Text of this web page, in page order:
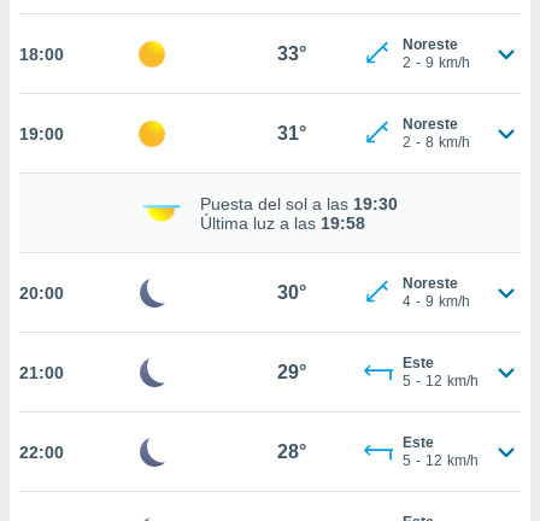
de que
sean
el sitio
para
aunque
no
abono
18:00 33°
Noreste
2 - 9 km/h
19:00 31°
Noreste
2 - 8 km/h
Puesta del sol a las 19:30
Última luz a las 19:58
20:00 30°
Noreste
4 - 9 km/h
21:00 29°
Este
5 - 12 km/h
22:00 28°
Este
5 - 12 km/h